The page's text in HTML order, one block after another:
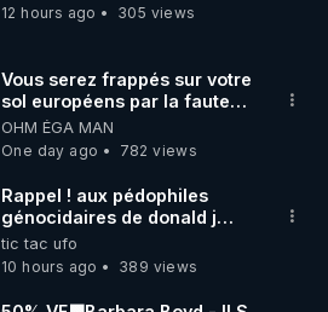
12 hours ago
305 views
Vous serez frappés sur votre
sol européens par la faute
des dirigeants qui s'en
mettent dans le nez
OHM ÉGA MAN
One day ago
782 views
Rappel ! aux pédophiles
génocidaires de donald j
trump et ses supporters
trumpistes 424et 666.
tic tac ufo
10 hours ago
389 views